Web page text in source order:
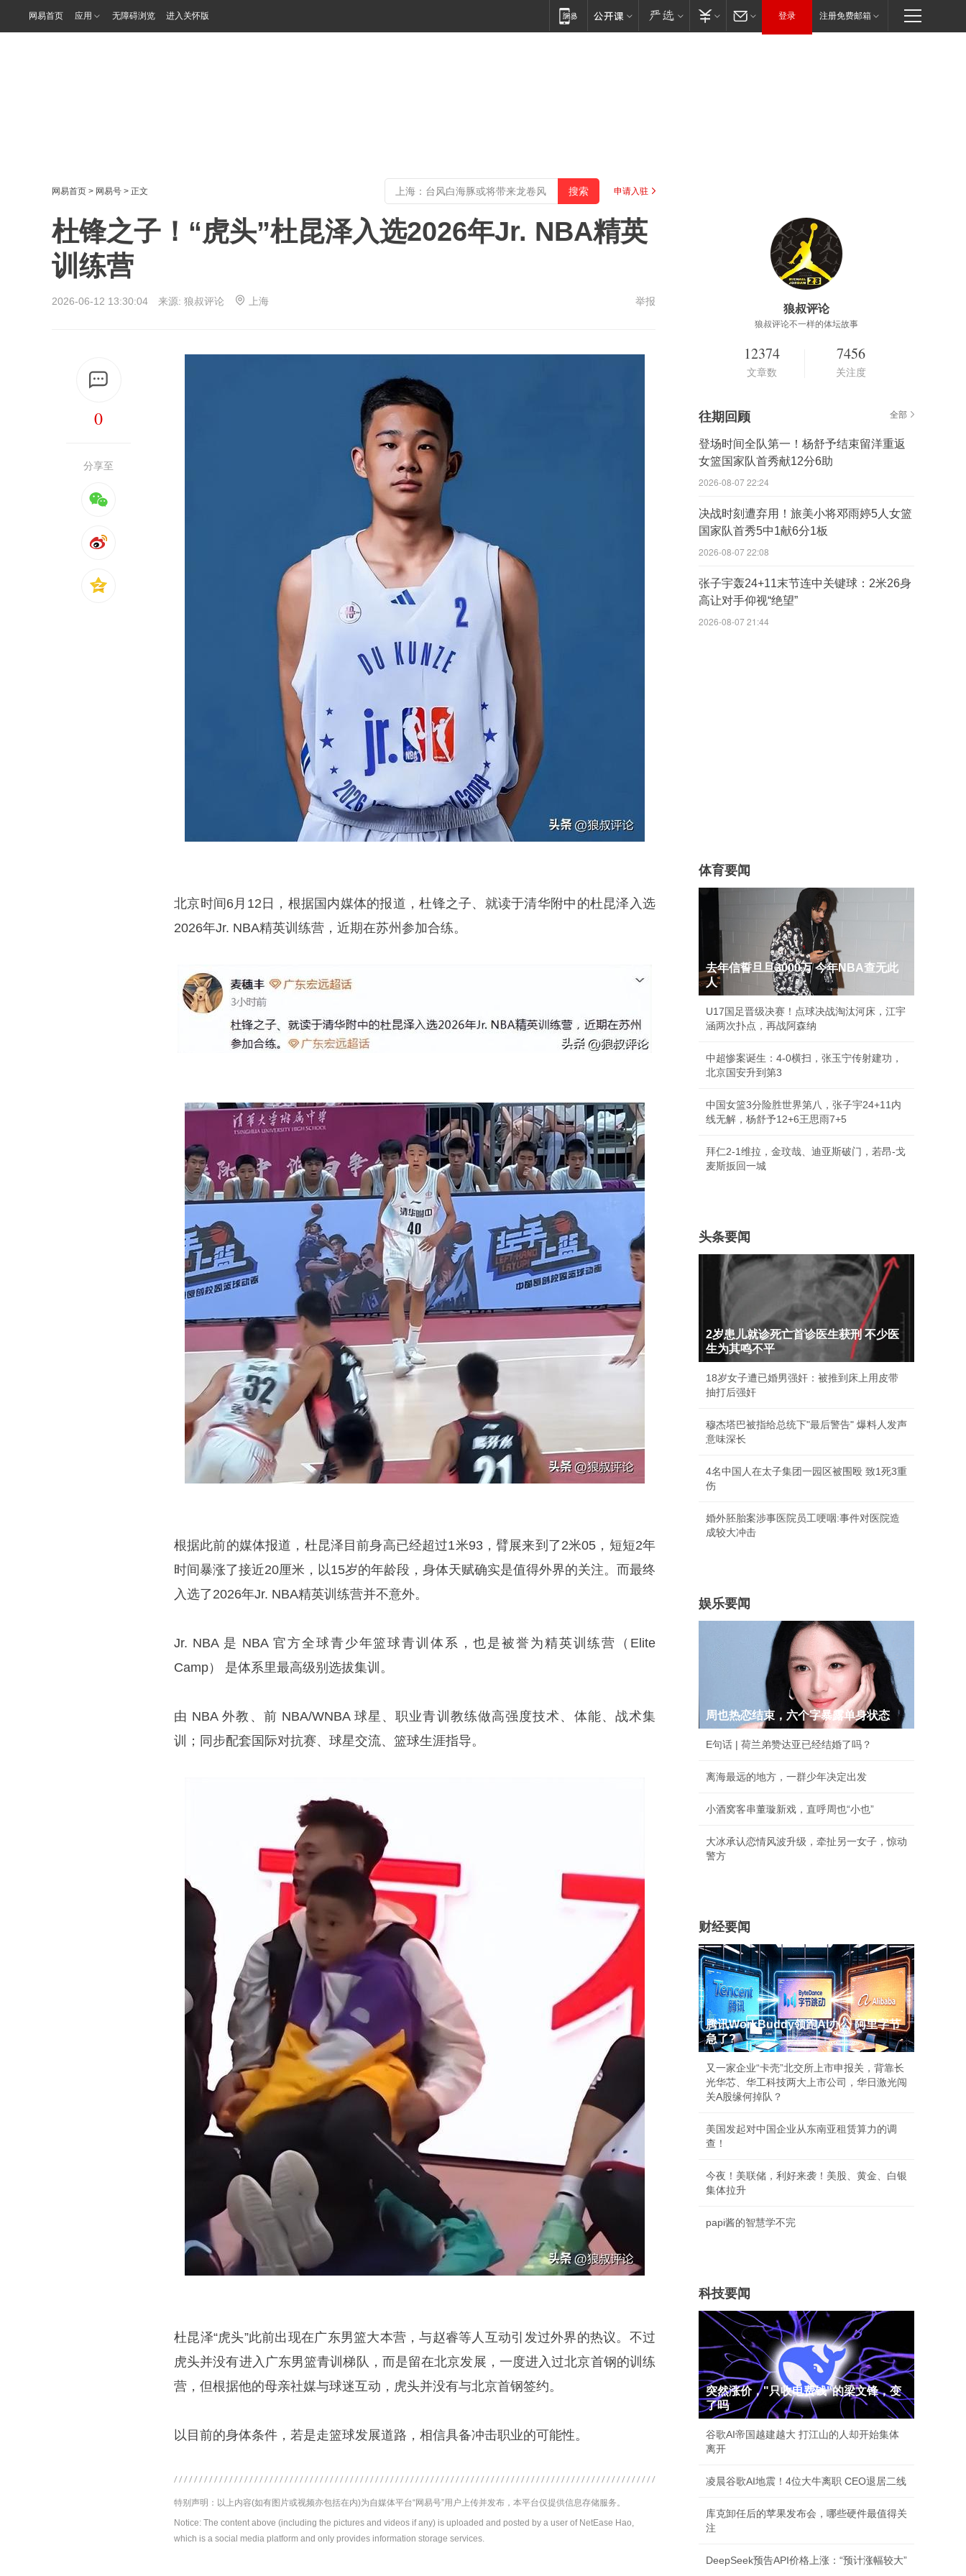
网易首页 应用 无障碍浏览 进入关怀版 登录 注册免费邮箱
网易首页 > 网易号 > 正文 申请入驻
杜锋之子！“虎头”杜昆泽入选2026年Jr. NBA精英
训练营
2026-06-12 13:30:04 来源: 狼叔评论 上海 举报
0
分享至
北京时间6月12日，根据国内媒体的报道，杜锋之子、就读于清华附中的杜昆泽 入选
2026年Jr. NBA精英训练营，近期在苏州参加合练。
根据此前的媒体报道，杜昆泽目前身高已经超过1米93，臂展来到了2米05，短短2年
时间暴涨了接近20厘米，以15岁的年龄段，身体天赋确实是值得外界的关注。而最终
入选了2026年Jr. NBA精英训练营并不意外。
Jr. NBA 是 NBA 官方全球青少年篮球青训体系，也是被誉为精英训练营（Elite
Camp） 是体系里最高级别选拔集训。
由 NBA 外教、前 NBA/WNBA 球星、职业青训教练做高强度技术、体能、战术集
训；同步配套国际对抗赛、球星交流、篮球生涯指导。
杜昆泽“虎头”此前出现在广东男篮大本营，与赵睿等人互动引发过外界的热议。不过
虎头并没有进入广东男篮青训梯队，而是留在北京发展，一度进入过北京首钢的训练
营，但根据他的母亲社媒与球迷互动，虎头并没有与北京首钢签约。
以目前的身体条件，若是走篮球发展道路，相信具备冲击职业的可能性。
特别声明：以上内容(如有图片或视频亦包括在内)为自媒体平台“网易号”用户上传并发布，本平台仅提供信息存储服务。
Notice: The content above (including the pictures and videos if any) is uploaded and posted by a user of NetEase Hao,
which is a social media platform and only provides information storage services.
狼叔评论
狼叔评论不一样的体坛故事
12374
文章数
7456
关注度
往期回顾 全部
登场时间全队第一！杨舒予结束留洋重返
女篮国家队首秀献12分6助
2026-08-07 22:24
决战时刻遭弃用！旅美小将邓雨婷5人女篮
国家队首秀5中1献6分1板
2026-08-07 22:08
张子宇轰24+11末节连中关键球：2米26身
高让对手仰视“绝望”
2026-08-07 21:44
体育要闻
去年信誓旦旦3000万 今年NBA查无此
人
U17国足晋级决赛！点球决战淘汰河床，江宇
涵两次扑点，再战阿森纳
中超惨案诞生：4-0横扫，张玉宁传射建功，
北京国安升到第3
中国女篮3分险胜世界第八，张子宇24+11内
线无解，杨舒予12+6王思雨7+5
拜仁2-1维拉，金玟哉、迪亚斯破门，若昂-戈
麦斯扳回一城
头条要闻
2岁患儿就诊死亡首诊医生获刑 不少医
生为其鸣不平
18岁女子遭已婚男强奸：被推到床上用皮带
抽打后强奸
穆杰塔巴被指给总统下"最后警告" 爆料人发声
意味深长
4名中国人在太子集团一园区被围殴 致1死3重
伤
婚外胚胎案涉事医院员工哽咽:事件对医院造
成较大冲击
娱乐要闻
周也热恋结束，六个字暴露单身状态
E句话 | 荷兰弟赞达亚已经结婚了吗？
离海最远的地方，一群少年决定出发
小酒窝客串董璇新戏，直呼周也“小也”
大冰承认恋情风波升级，牵扯另一女子，惊动
警方
财经要闻
腾讯WorkBuddy领跑AI办公 阿里字节
急了?
又一家企业“卡壳”北交所上市申报关，背靠长
光华芯、华工科技两大上市公司，华日激光闯
关A股缘何掉队？
美国发起对中国企业从东南亚租赁算力的调
查！
今夜！美联储，利好来袭！美股、黄金、白银
集体拉升
papi酱的智慧学不完
科技要闻
突然涨价，"只收电费钱"的梁文锋，变
了吗
谷歌AI帝国越建越大 打江山的人却开始集体
离开
凌晨谷歌AI地震！4位大牛离职 CEO退居二线
库克卸任后的苹果发布会，哪些硬件最值得关
注
DeepSeek预告API价格上涨：“预计涨幅较大”